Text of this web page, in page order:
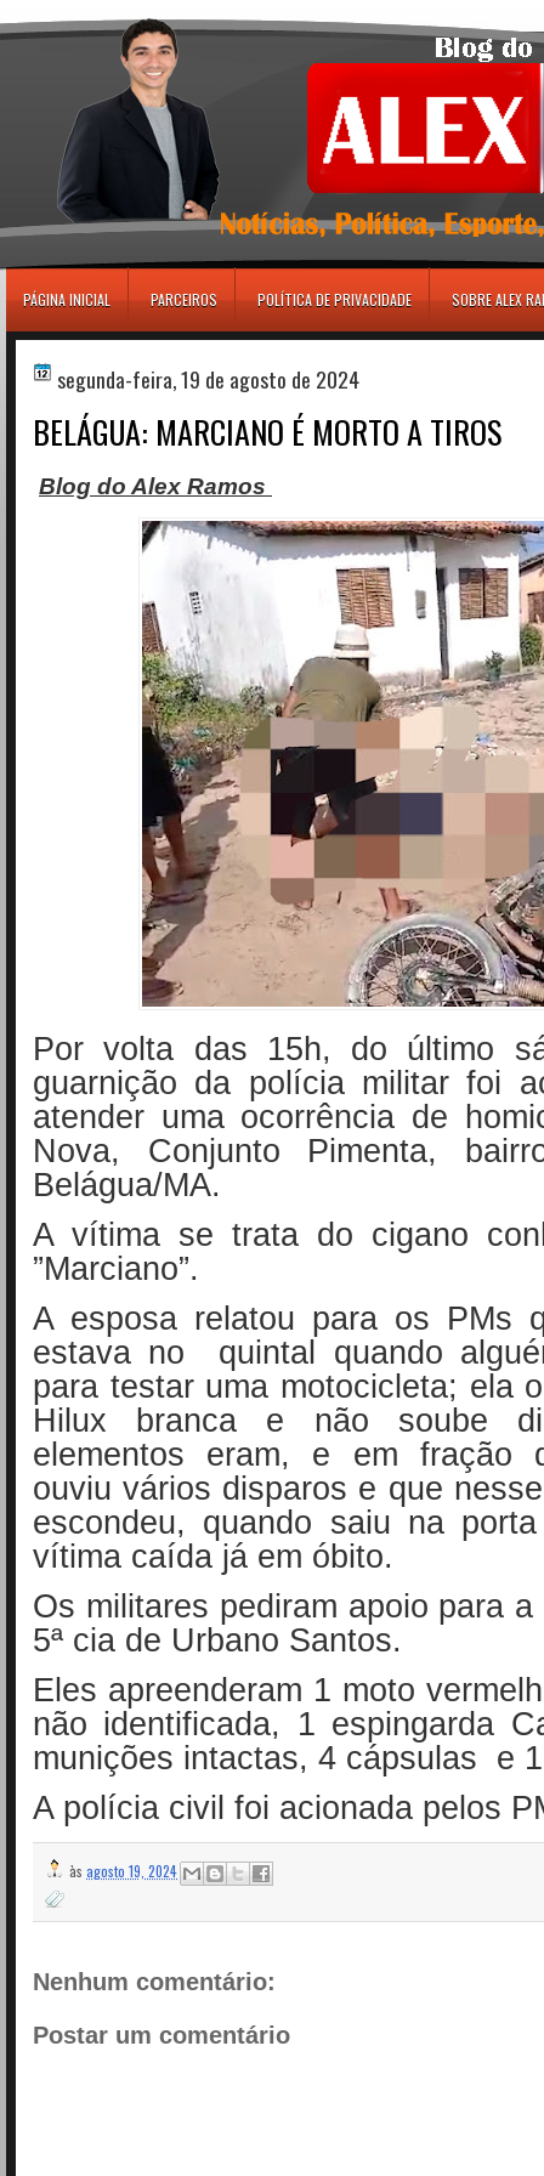
PÁGINA INICIAL PARCEIROS POLÍTICA DE PRIVACIDADE SOBRE ALEX
segunda-feira, 19 de agosto de 2024
BELÁGUA: MARCIANO É MORTO A TIROS
Blog do Alex Ramos
Por volta das 15h, do último
guarnição da polícia militar foi
atender uma ocorrência de
Nova, Conjunto Pimenta,
Belágua/MA.
A vítima se trata do cigano
”Marciano”.
A esposa relatou para os PMs
estava no quintal quando
para testar uma motocicleta; ela
Hilux branca e não soube
elementos eram, e em fração
ouviu vários disparos e que
escondeu, quando saiu na
vítima caída já em óbito.
Os militares pediram apoio para
5ª cia de Urbano Santos.
Eles apreenderam 1 moto
não identificada, 1 espingarda
munições intactas, 4 cápsulas e
A polícia civil foi acionada pelos
às agosto 19, 2024
Nenhum comentário:
Postar um comentário